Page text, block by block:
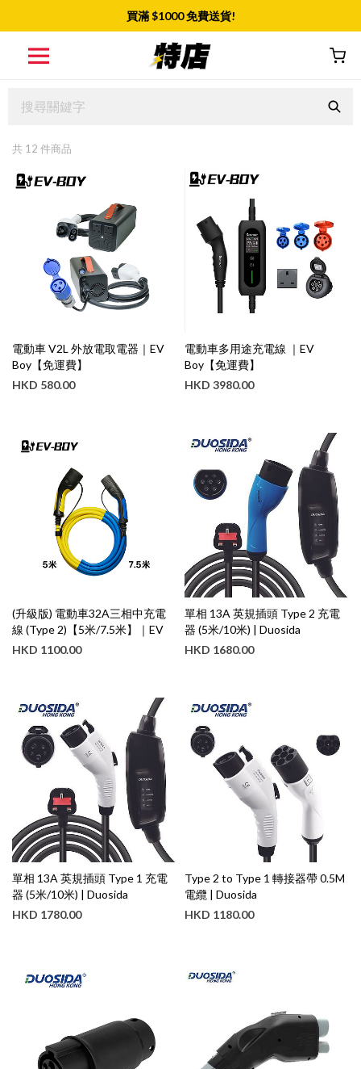
買滿 $1000免費送貨!
共 12 件商品
電動車 V2L 外放電取電器｜EV
Boy【免運費】
HKD 580.00
電動車多用途充電線 ｜EV
Boy【免運費】
HKD 3980.00
(升級版) 電動車32A三相中充電
線 (Type 2)【5米/7.5米】｜EV
Boy【免運費】
HKD 1100.00
單相 13A 英規插頭 Type 2 充電
器 (5米/10米) | Duosida
HKD 1680.00
單相 13A 英規插頭 Type 1 充電
器 (5米/10米) | Duosida
HKD 1780.00
Type 2 to Type 1 轉接器帶 0.5M
電纜 | Duosida
HKD 1180.00